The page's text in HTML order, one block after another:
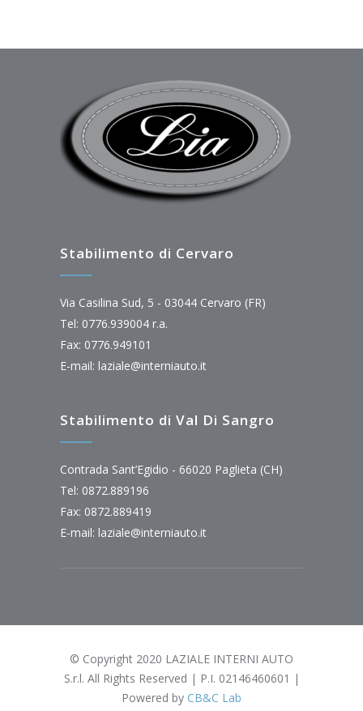
Stabilimento di Cervaro
Via Casilina Sud, 5 - 03044 Cervaro (FR)
Tel: 0776.939004 r.a.
Fax: 0776.949101
E-mail: laziale@interniauto.it
Stabilimento di Val Di Sangro
Contrada Sant’Egidio - 66020 Paglieta (CH)
Tel: 0872.889196
Fax: 0872.889419
E-mail: laziale@interniauto.it
© Copyright 2020 LAZIALE INTERNI AUTO
S.r.l. All Rights Reserved | P.I. 02146460601 |
Powered by CB&C Lab